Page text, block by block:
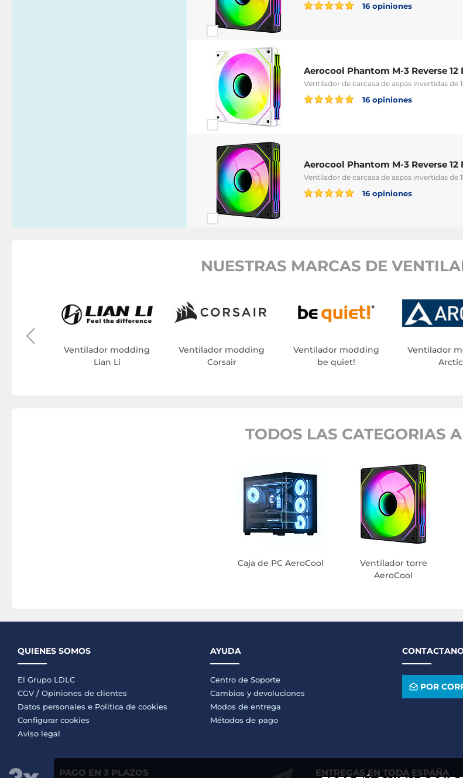
16 opiniones
Aerocool Phantom M-3 Reverse 12
Ventilador de carcasa de aspas invertidas de
16 opiniones
Aerocool Phantom M-3 Reverse 12
Ventilador de carcasa de aspas invertidas de
16 opiniones
NUESTRAS MARCAS DE
Ventilador modding
Lian Li
Ventilador modding
Corsair
Ventilador modding
be quiet!
Ventilador
Arctic
TODOS LAS CATEGORIAS
Caja de PC AeroCool
Ventilador torre
AeroCool
QUIENES SOMOS
El Grupo LDLC
CGV / Opiniones de clientes
Datos personales e Politica de cookies
Configurar cookies
Aviso legal
AYUDA
Centro de Soporte
Cambios y devoluciones
Modos de entrega
Métodos de pago
POR
PAGO EN 3 PLAZOS ENTREGAS EN TODA ESPAÑA